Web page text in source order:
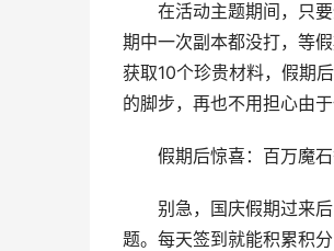
在活动主题期间，只要
期中一次副本都没打，等
获取10个珍贵材料，假期
的脚步，再也不用担心由
假期后惊喜：百万魔石
别急，国庆假期过来后
题。每天签到就能积累积